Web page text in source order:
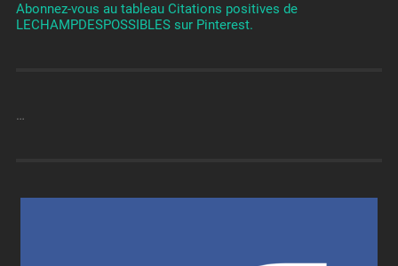
Abonnez-vous au tableau Citations positives de
LECHAMPDESPOSSIBLES sur Pinterest.
…